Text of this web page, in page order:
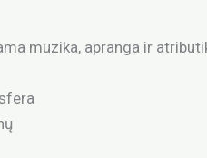
muzika, apranga ir